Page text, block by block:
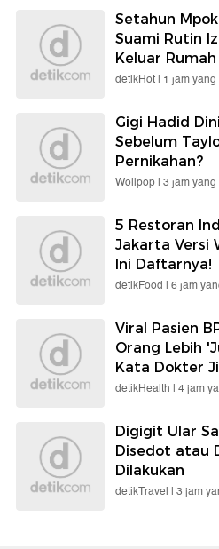
Setahun
Suami Rutin
Keluar Rumah
detikHot | 1 jam
Gigi Hadid
Sebelum
Pernikahan?
Wolipop | 3 jam yang
5 Restoran
Jakarta Versi
Ini Daftarnya!
detikFood | 6 jam
Viral Pasien
Orang Lebih
Kata Dokter
detikHealth | 4 jam
Digigit Ular
Disedot atau
Dilakukan
detikTravel | 3 jam